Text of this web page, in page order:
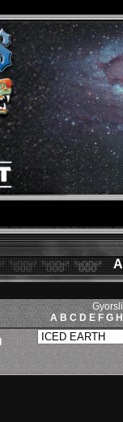
A B C D E F G H